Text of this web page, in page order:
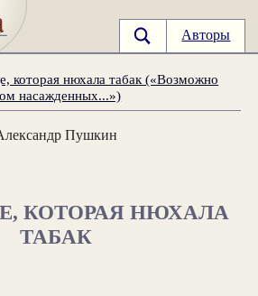
Авторы
которая нюхала табак («Возможно
насажденных...»)
Пушкин
КОТОРАЯ НЮХАЛА
ТАБАК